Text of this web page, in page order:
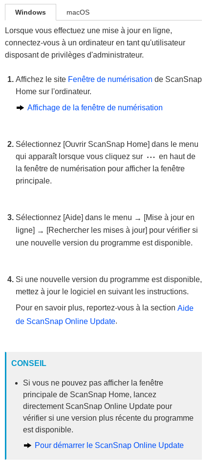
Windows
Lorsque vous effectuez une mise à jour en ligne,
connectez-vous à un ordinateur en tant qu'utilisateur
disposant de privilèges d'administrateur.
Affichez le site Fenêtre de numérisation de ScanSnap
Home sur l'ordinateur.
Affichage de la fenêtre de numérisation
Sélectionnez [Ouvrir ScanSnap Home] dans le menu
qui apparaît lorsque vous cliquez sur
en haut de
la fenêtre de numérisation pour afficher la fenêtre
principale.
Sélectionnez [Aide] dans le menu → [Mise à jour en
ligne] → [Rechercher les mises à jour] pour vérifier si
une nouvelle version du programme est disponible.
Si une nouvelle version du programme est disponible,
mettez à jour le logiciel en suivant les instructions.
Pour en savoir plus, reportez-vous à la section Aide
de ScanSnap Online Update.
CONSEIL
Si vous ne pouvez pas afficher la fenêtre
principale de ScanSnap Home, lancez
directement ScanSnap Online Update pour
vérifier si une version plus récente du programme
est disponible.
Pour démarrer le ScanSnap Online Update
macOS